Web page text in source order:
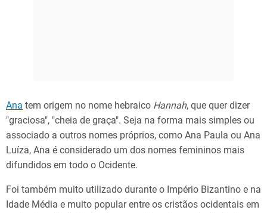
Ana tem origem no nome hebraico Hannah, que quer dizer
"graciosa", "cheia de graça". Seja na forma mais simples ou
associado a outros nomes próprios, como Ana Paula ou Ana
Luíza, Ana é considerado um dos nomes femininos mais
difundidos em todo o Ocidente.
Foi também muito utilizado durante o Império Bizantino e na
Idade Média e muito popular entre os cristãos ocidentais em